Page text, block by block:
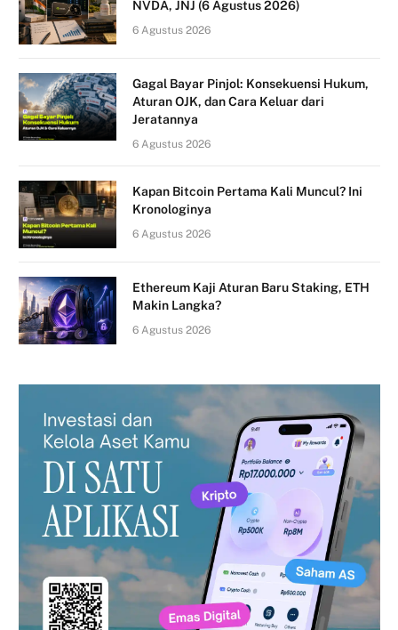
NVDA, JNJ (6 Agustus 2026)
6 Agustus 2026
Gagal Bayar Pinjol: Konsekuensi Hukum,
Aturan OJK, dan Cara Keluar dari
Jeratannya
6 Agustus 2026
Kapan Bitcoin Pertama Kali Muncul? Ini
Kronologinya
6 Agustus 2026
Ethereum Kaji Aturan Baru Staking, ETH
Makin Langka?
6 Agustus 2026